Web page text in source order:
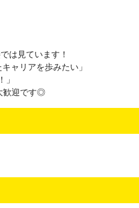
は見ています！
ャリアを歩みたい」
」
歓迎です◎